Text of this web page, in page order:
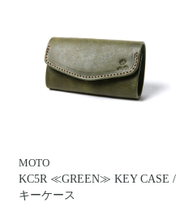
MOTO
KC5R ≪GREEN≫ KEY CASE /
キーケース